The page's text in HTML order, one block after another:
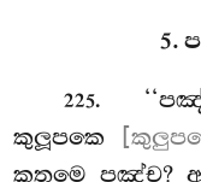
5.
225.
කුලූපකෙ
කතමෙ පඤ්ච?